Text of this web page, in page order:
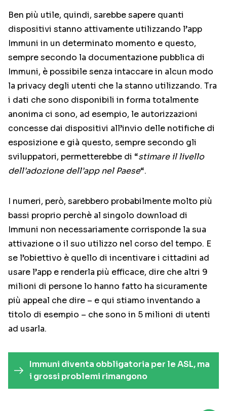
Ben più utile, quindi, sarebbe sapere quanti
dispositivi stanno attivamente utilizzando l’app
Immuni in un determinato momento e questo,
sempre secondo la documentazione pubblica di
Immuni, è possibile senza intaccare in alcun modo
la privacy degli utenti che la stanno utilizzando. Tra
i dati che sono disponibili in forma totalmente
anonima ci sono, ad esempio, le autorizzazioni
concesse dai dispositivi all’invio delle notifiche di
esposizione e già questo, sempre secondo gli
sviluppatori, permetterebbe di “stimare il livello
dell’adozione dell’app nel Paese“.
I numeri, però, sarebbero probabilmente molto più
bassi proprio perchè al singolo download di
Immuni non necessariamente corrisponde la sua
attivazione o il suo utilizzo nel corso del tempo. E
se l’obiettivo è quello di incentivare i cittadini ad
usare l’app e renderla più efficace, dire che altri 9
milioni di persone lo hanno fatto ha sicuramente
più appeal che dire – e qui stiamo inventando a
titolo di esempio – che sono in 5 milioni di utenti
ad usarla.
Immuni diventa obbligatoria per le ASL, ma
i grossi problemi rimangono